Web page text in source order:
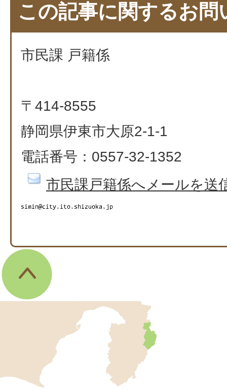
この記事に関するお問
市民課 戸籍係
〒414-8555
静岡県伊東市大原2-1-1
電話番号：0557-32-1352​​​​​​​​​​​​​​
市民課戸籍係へメールを送